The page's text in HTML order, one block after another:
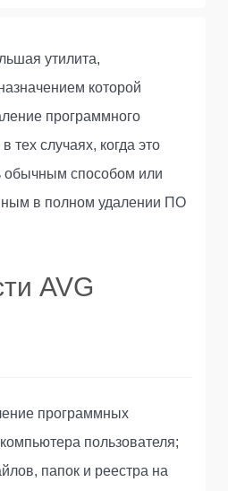
утилита,
которой
программного
тех случаях, когда это
обычным способом или
в полном удалении ПО
AVG
программных
пользователя;
папок и реестра на